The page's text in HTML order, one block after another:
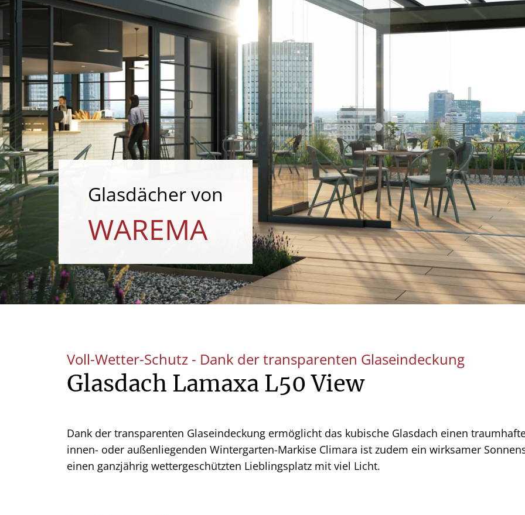
Glasdächer von
WAREMA
Voll-Wetter-Schutz - Dank der transparenten Glaseindeckung
Glasdach Lamaxa L50 View
Dank der transparenten Glaseindeckung ermöglicht das kubische Glasdach einen
innen- oder außenliegenden Wintergarten-Markise Climara ist zudem ein wirksamer
einen ganzjährig wettergeschützten Lieblingsplatz mit viel Licht.